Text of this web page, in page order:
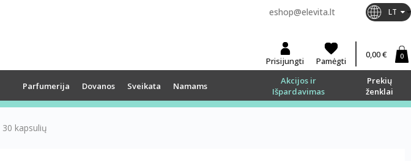
eshop@elevita.lt LT
Prisijungti Pamėgti
0,00 € 0
Parfumerija Dovanos Sveikata Namams
Akcijos ir
Išpardavimas
Prekių
ženklai
kapsulių